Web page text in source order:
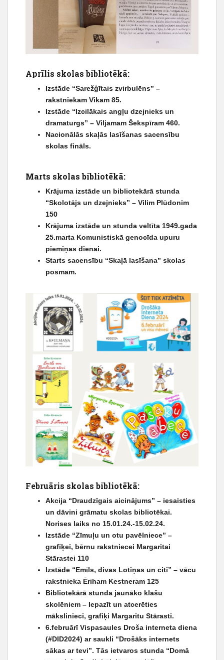
Aprīlis skolas bibliotēkā:
Izstāde “Sarežģītais zvirbulēns” –
rakstniekam Vikam 85.
Izstāde “Izcilākais angļu dzejnieks un
dramaturgs” – Viljamam Šekspīram 460.
Nacionālās skaļās lasīšanas sacensību
skolas fināls.
Marts skolas bibliotēkā:
Krājuma izstāde un bibliotekārā stunda
“Skolotājs un dzejnieks” – Vilim Plūdonim
150
Krājuma izstāde un stunda veltīta 1949.gada
25.marta Komunistiskā genocīda upuru
piemiņas dienai.
Starts sacensību “Skaļā lasīšana” skolas
posmam.
Februāris skolas bibliotēkā:
Akcija “Draudzīgais aicinājums” – iesaisties
un dāvini grāmatu skolas bibliotēkai.
Norises laiks no 15.01.24.-15.02.24.
Izstāde “Zīmuļu un otu pavēlniece” –
grafiķei, bērnu rakstniecei Margaritai
Stārastei 110
Izstāde “Emīls, divas Lotiņas un citi” – vācu
rakstnieka Ēriham Kestneram 125
Bibliotekārā stunda jaunāko klašu
skolēniem – Iepazīt un atcerēties
mākslinieci, grafiķi Margaritu Stārasti.
6.februārī Vispasaules Droša interneta diena
(#DID2024) ar saukli “Drošāks internets
sākas ar tevi”. Tās ietvaros stunda “Domā